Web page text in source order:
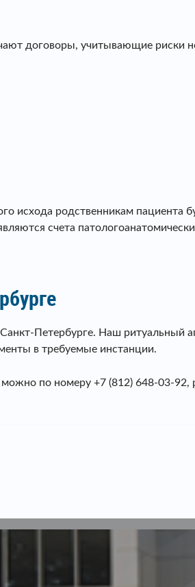
договоры, учитывающие риски
исхода родственникам пациента
счета
Петербурге. Наш ритуальный
в требуемые инстанции.
можно по номеру +7 (812) 648-03-92,